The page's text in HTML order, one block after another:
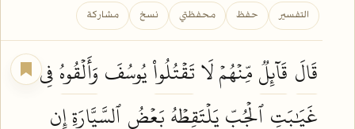
التفسير حفظ محفظتي نسخ مشاركة
قَالَ قَآئِلٞمِّنۡهُمۡ لَاتَقۡتُلُواْيُوسُفَ وَأَلۡقُوهُفِي
غَيَٰبَتِٱلۡجُبِّيَلۡتَقِطۡهُبَعۡضُ ٱلسَّيَّارَةِإِن